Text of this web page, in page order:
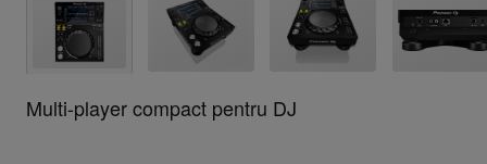
Multi-player compact pentru DJ